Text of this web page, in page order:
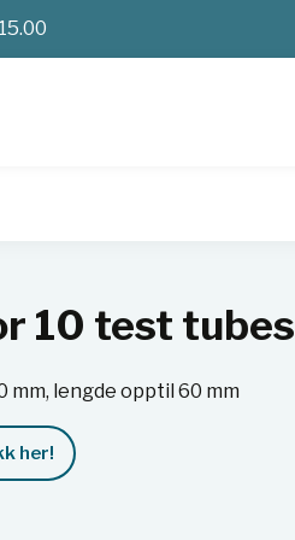
10 test tubes
mm, lengde opptil 60 mm
her!